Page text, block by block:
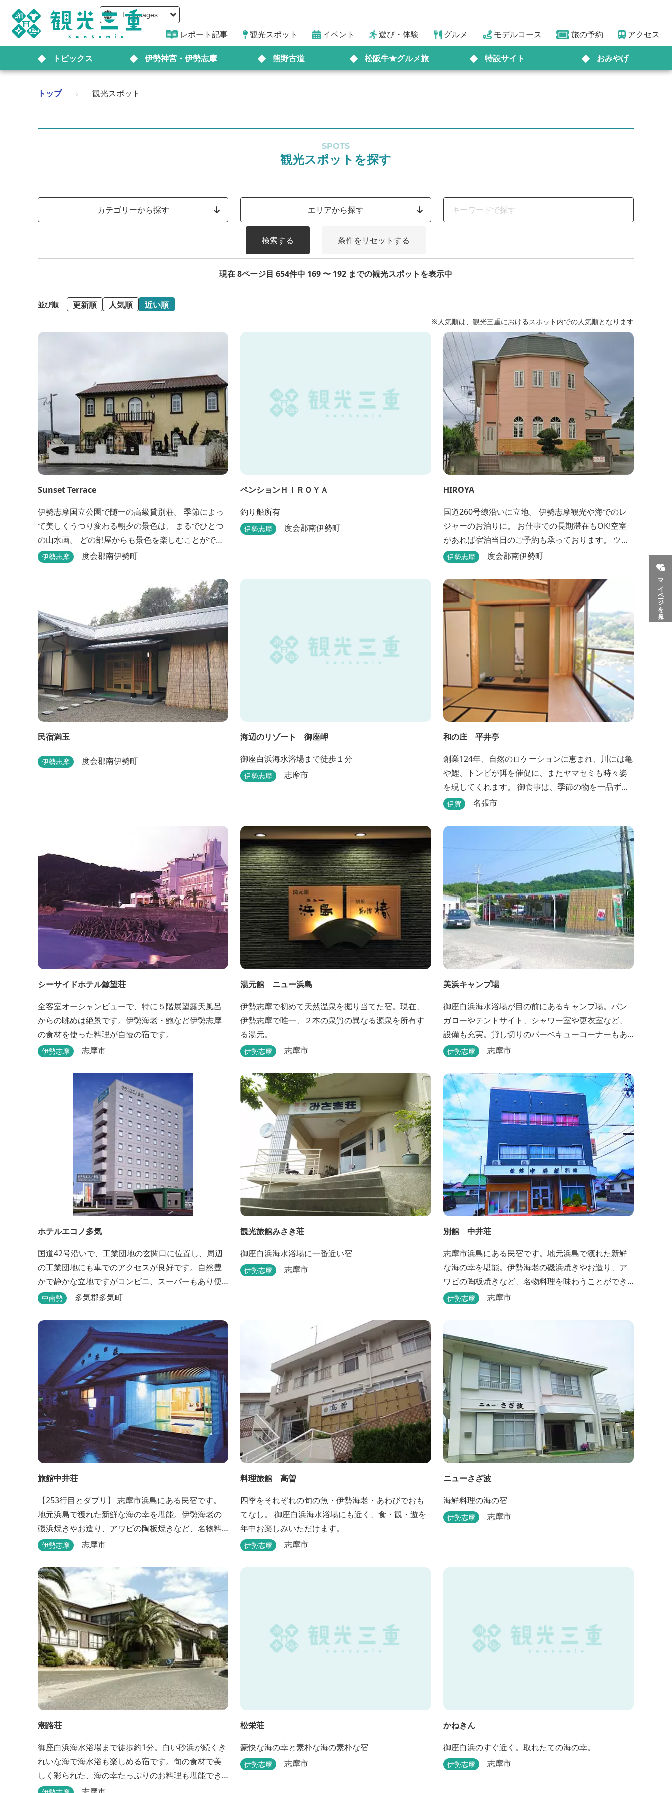
Languages
レポート記事 観光スポット イベント 遊び・体験 グルメ モデルコース 旅の予約 アクセス
トピックス 伊勢神宮・伊勢志摩 熊野古道 松阪牛★グルメ旅 特設サイト おみやげ
マイページを見る
トップ › 観光スポット
SPOTS
観光スポットを探す
カテゴリーから探す エリアから探す
検索する 条件をリセットする
現在 8ページ目 654件中 169 〜 192 までの観光スポットを表示中
並び順 更新順 人気順 近い順
※人気順は、観光三重におけるスポット内での人気順となります
Sunset Terrace
伊勢志摩国立公園で随一の高級貸別荘。 季節によっ
て美しくうつり変わる朝夕の景色は、 まるでひとつ
の山水画。 どの部屋からも景色を楽しむことができ
ます。 大切な友人や家族と、最高のひとときを。 1
伊勢志摩 度会郡南伊勢町
ペンションＨＩＲＯＹＡ
釣り船所有
伊勢志摩 度会郡南伊勢町
HIROYA
国道260号線沿いに立地。 伊勢志摩観光や海でのレ
ジャーのお泊りに。 お仕事での長期滞在もOK!空室
があれば宿泊当日のご予約も承っております。 ツー
リングのバイカーさんもお気軽にお立ち寄りくださ
伊勢志摩 度会郡南伊勢町
民宿満玉
伊勢志摩 度会郡南伊勢町
海辺のリゾート 御座岬
御座白浜海水浴場まで徒歩１分
伊勢志摩 志摩市
和の庄 平井亭
創業124年、自然のロケーションに恵まれ、川には亀
や鯉、トンビが餌を催促に、またヤマセミも時々姿
を現してくれます。 御食事は、季節の物を一品ず
つ、手作りの味を楽しんで頂いております。（宿泊
伊賀 名張市
シーサイドホテル鯨望荘
全客室オーシャンビューで、特に５階展望露天風呂
からの眺めは絶景です。伊勢海老・鮑など伊勢志摩
の食材を使った料理が自慢の宿です。
伊勢志摩 志摩市
湯元館 ニュー浜島
伊勢志摩で初めて天然温泉を掘り当てた宿。現在、
伊勢志摩で唯一、２本の泉質の異なる源泉を所有す
る湯元。
伊勢志摩 志摩市
美浜キャンプ場
御座白浜海水浴場が目の前にあるキャンプ場。バン
ガローやテントサイト、シャワー室や更衣室など、
設備も充実。貸し切りのバーベキューコーナーもあ
るので、ファミリーやグループで気軽に楽しむこと
伊勢志摩 志摩市
ホテルエコノ多気
国道42号沿いで、工業団地の玄関口に位置し、周辺
の工業団地にも車でのアクセスが良好です。自然豊
かで静かな立地ですがコンビニ、スーパーもあり便
利にご利用できます。無料朝食(セルフサービス)、大
中南勢 多気郡多気町
観光旅館みさき荘
御座白浜海水浴場に一番近い宿
伊勢志摩 志摩市
別館 中井荘
志摩市浜島にある民宿です。地元浜島で獲れた新鮮
な海の幸を堪能。伊勢海老の磯浜焼きやお造り、ア
ワビの陶板焼きなど、名物料理を味わうことができ
ます。
伊勢志摩 志摩市
旅館中井荘
【253行目とダブリ】 志摩市浜島にある民宿です。
地元浜島で獲れた新鮮な海の幸を堪能。伊勢海老の
磯浜焼きやお造り、アワビの陶板焼きなど、名物料
理を味わうことができます。
伊勢志摩 志摩市
料理旅館 高曽
四季をそれぞれの旬の魚・伊勢海老・あわびでおも
てなし。 御座白浜海水浴場にも近く、食・観・遊を
年中お楽しみいただけます。
伊勢志摩 志摩市
ニューさざ波
海鮮料理の海の宿
伊勢志摩 志摩市
潮路荘
御座白浜海水浴場まで徒歩約1分。白い砂浜が続くき
れいな海で海水浴も楽しめる宿です。旬の食材で美
しく彩られた、海の幸たっぷりのお料理も堪能でき
ます。
松栄荘
豪快な海の幸と素朴な海の素朴な宿
伊勢志摩 志摩市
かねきん
御座白浜のすぐ近く。取れたての海の幸。
伊勢志摩 志摩市